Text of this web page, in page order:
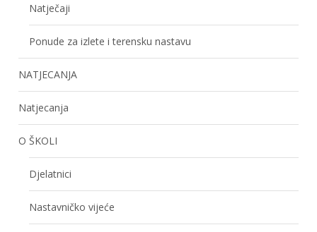
Natječaji
Ponude za izlete i terensku nastavu
NATJECANJA
Natjecanja
O ŠKOLI
Djelatnici
Nastavničko vijeće